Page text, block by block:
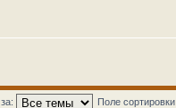
Поле сортировки